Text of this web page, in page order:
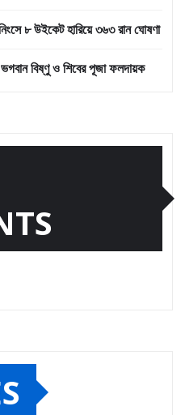
৮ উইকেট হারিয়ে ৩৬৩ রান ঘোষণা
বিষ্ণু ও শিবের পূজা ফলদায়ক